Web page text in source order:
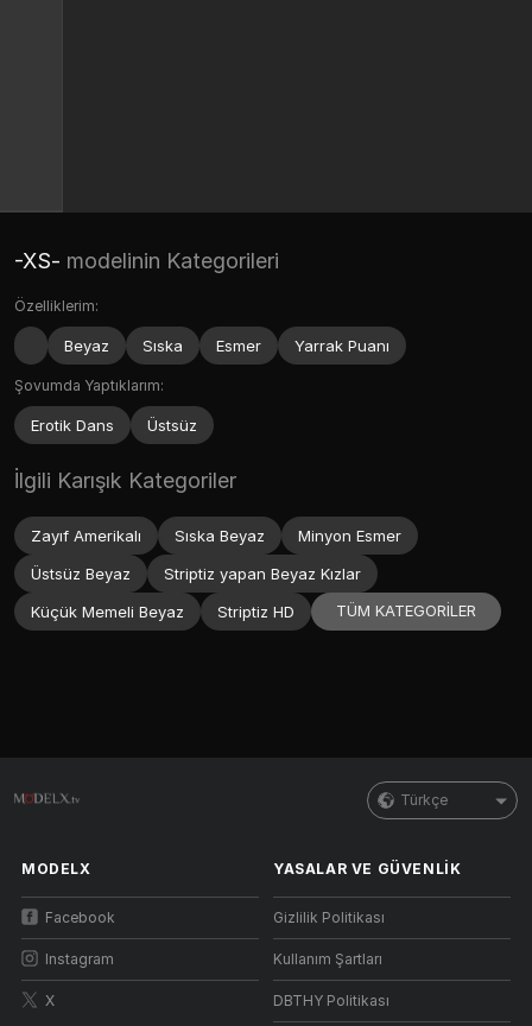
-XS- modelinin Kategorileri
Özelliklerim:
Beyaz Sıska Esmer Yarrak Puanı
Şovumda Yaptıklarım:
Erotik Dans Üstsüz
İlgili Karışık Kategoriler
Zayıf Amerikalı Sıska Beyaz
Minyon Esmer
Üstsüz Beyaz
Striptiz yapan Beyaz Kızlar
Küçük Memeli Beyaz
Striptiz HD TÜM KATEGORİLER
Türkçe
MODELX
Facebook
Instagram
X
YASALAR VE GÜVENLIK
Gizlilik Politikası
Kullanım Şartları
DBTHY Politikası